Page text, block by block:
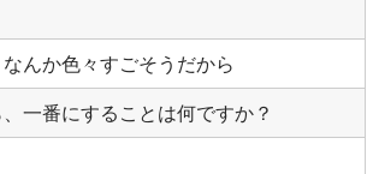
んか色々すごそうだから
一番にすることは何ですか？